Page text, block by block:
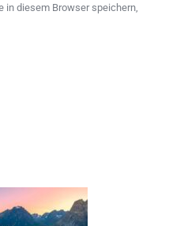
in diesem Browser speichern,